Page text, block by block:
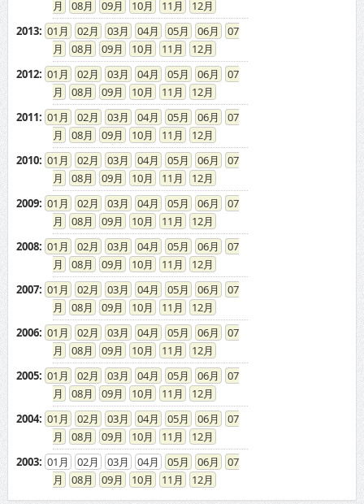
01 02 03 04 05 06
08
09 10 11
12
01 02 03 04 05 06
08
09 10 11
12
01 02 03 04 05 06
08
09 10 11
12
01 02 03 04 05 06
08
09 10 11
12
01 02 03 04 05 06
08
09 10 11
12
01 02 03 04 05 06
08
09 10 11
12
01 02 03 04 05 06
08
09 10 11
12
01 02 03 04 05 06
08
09 10 11
12
01 02 03 04 05 06
08
09 10 11
12
01 02 03 04 05 06
08
09 10 11
12
01 02 03 04 05 06
08
09 10 11 12